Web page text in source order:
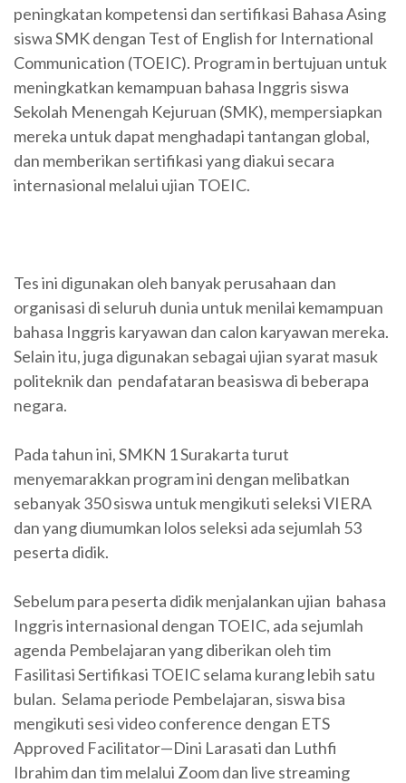
peningkatan kompetensi dan sertifikasi Bahasa Asing
siswa SMK dengan Test of English for International
Communication (TOEIC). Program in bertujuan untuk
meningkatkan kemampuan bahasa Inggris siswa
Sekolah Menengah Kejuruan (SMK), mempersiapkan
mereka untuk dapat menghadapi tantangan global,
dan memberikan sertifikasi yang diakui secara
internasional melalui ujian TOEIC.
Tes ini digunakan oleh banyak perusahaan dan
organisasi di seluruh dunia untuk menilai kemampuan
bahasa Inggris karyawan dan calon karyawan mereka.
Selain itu, juga digunakan sebagai ujian syarat masuk
politeknik dan pendafataran beasiswa di beberapa
negara.
Pada tahun ini, SMKN 1 Surakarta turut
menyemarakkan program ini dengan melibatkan
sebanyak 350 siswa untuk mengikuti seleksi VIERA
dan yang diumumkan lolos seleksi ada sejumlah 53
peserta didik.
Sebelum para peserta didik menjalankan ujian bahasa
Inggris internasional dengan TOEIC, ada sejumlah
agenda Pembelajaran yang diberikan oleh tim
Fasilitasi Sertifikasi TOEIC selama kurang lebih satu
bulan. Selama periode Pembelajaran, siswa bisa
mengikuti sesi video conference dengan ETS
Approved Facilitator—Dini Larasati dan Luthfi
Ibrahim dan tim melalui Zoom dan live streaming